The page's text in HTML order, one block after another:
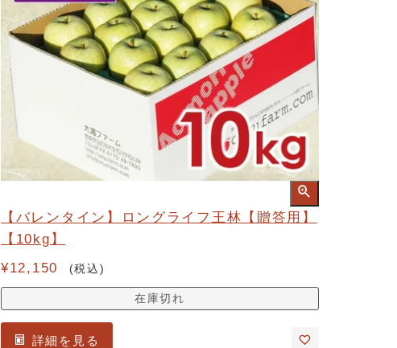
【バレンタイン】ロングライフ王林【贈答用】
【10kg】
¥12,150 税込
在庫切れ
詳細を見る